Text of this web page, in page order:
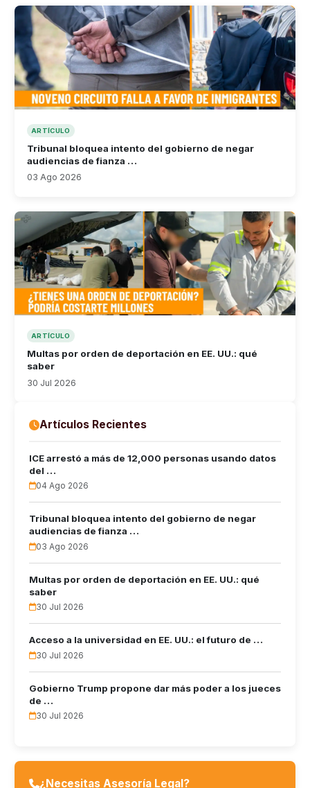
ARTÍCULO
Tribunal bloquea intento del gobierno de negar
audiencias de fianza …
03 Ago 2026
ARTÍCULO
Multas por orden de deportación en EE. UU.: qué
saber
30 Jul 2026
Artículos Recientes
ICE arrestó a más de 12,000 personas usando datos
del …
04 Ago 2026
Tribunal bloquea intento del gobierno de negar
audiencias de fianza …
03 Ago 2026
Multas por orden de deportación en EE. UU.: qué
saber
30 Jul 2026
Acceso a la universidad en EE. UU.: el futuro de …
30 Jul 2026
Gobierno Trump propone dar más poder a los jueces
de …
30 Jul 2026
¿Necesitas Asesoría Legal?